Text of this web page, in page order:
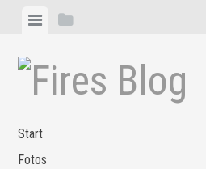
Zum
springen
MenüSeitenleiste
Start
Fotos